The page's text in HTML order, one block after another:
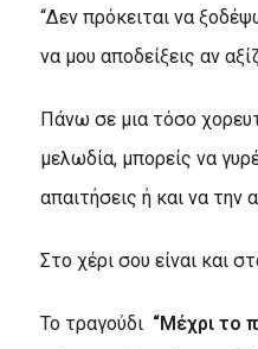
“Δεν πρόκειται να
να μου αποδείξεις αν
Πάνω σε μια τόσο
μελωδία, μπορείς να
απαιτήσεις ή και να την
Στο χέρι σου είναι και
Το τραγούδι “Μέχρι το